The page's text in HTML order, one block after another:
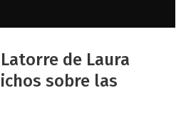
de Laura
sobre las